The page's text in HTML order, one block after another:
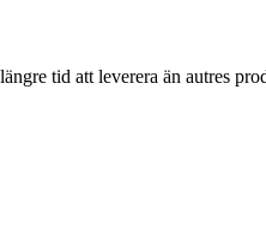
tid att leverera än autres